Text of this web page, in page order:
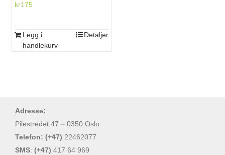
kr175
Legg i
handlekurv
Detaljer
Adresse:
Pilestredet 47 – 0350 Oslo
Telefon: (+47) 22462077
SMS: (+47) 417 64 969